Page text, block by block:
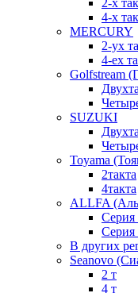
2-х
4-х
MERCURY
2-ух
4-ех
Golfstream
SUZUKI
Toyama
2такта
4такта
ALLFA
Серия
Серия
В других
Seanovo
2 т
4 т